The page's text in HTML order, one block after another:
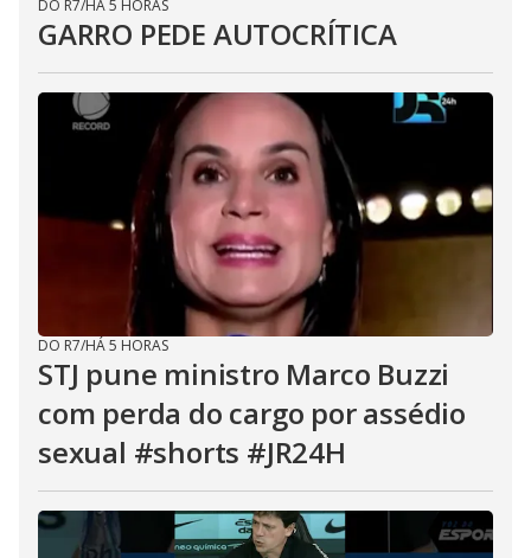
DO R7/HÁ 5 HORAS
GARRO PEDE AUTOCRÍTICA
DO R7/HÁ 5 HORAS
STJ pune ministro Marco Buzzi
com perda do cargo por assédio
sexual #shorts #JR24H